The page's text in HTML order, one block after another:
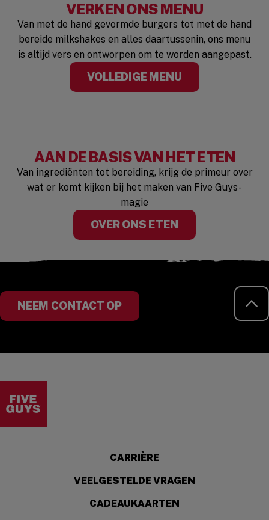
VERKEN ONS MENU
Van met de hand gevormde burgers tot met de hand
bereide milkshakes en alles daartussenin, ons menu
is altijd vers en ontworpen om te worden aangepast.
VOLLEDIGE MENU
AAN DE BASIS VAN HET ETEN
Van ingrediënten tot bereiding, krijg de primeur over
wat er komt kijken bij het maken van Five Guys-
magie
OVER ONS ETEN
NEEM CONTACT OP
CARRIÈRE
VEELGESTELDE VRAGEN
CADEAUKAARTEN